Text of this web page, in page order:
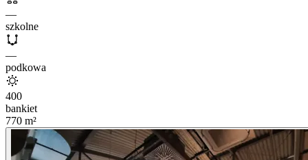
—
szkolne
—
podkowa
400
bankiet
770 m²